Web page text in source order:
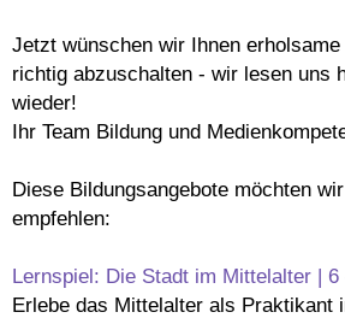
Jetzt wünschen wir Ihnen
richtig abzuschalten - wir lesen uns
wieder!
Ihr Team Bildung und
Diese Bildungsangebote möchten
empfehlen:
Lernspiel: Die Stadt im Mittelalter |
Erlebe das Mittelalter als Praktikant